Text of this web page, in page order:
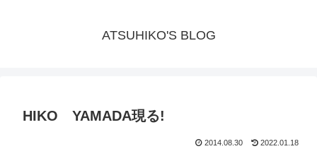
ATSUHIKO'S BLOG
HIKO YAMADA現る!
2014.08.30 2022.01.18